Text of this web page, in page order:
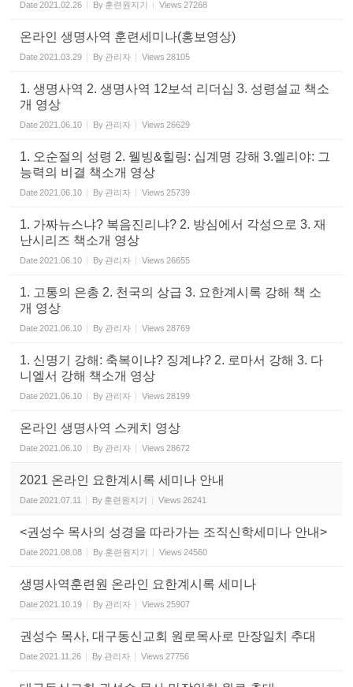
Date 2021.02.26 By 훈련원지기 Views 27268
온라인 생명사역 훈련세미나(홍보영상)
Date 2021.03.29 By 관리자 Views 28105
1. 생명사역 2. 생명사역 12보석 리더십 3. 성령설교 책소
개 영상
Date 2021.06.10 By 관리자 Views 26629
1. 오순절의 성령 2. 웰빙&힐링: 십계명 강해 3.엘리야: 그
능력의 비결 책소개 영상
Date 2021.06.10 By 관리자 Views 25739
1. 가짜뉴스냐? 복음진리냐? 2. 방심에서 각성으로 3. 재
난시리즈 책소개 영상
Date 2021.06.10 By 관리자 Views 26655
1. 고통의 은총 2. 천국의 상급 3. 요한계시록 강해 책 소
개 영상
Date 2021.06.10 By 관리자 Views 28769
1. 신명기 강해: 축복이냐? 징계냐? 2. 로마서 강해 3. 다
니엘서 강해 책소개 영상
Date 2021.06.10 By 관리자 Views 28199
온라인 생명사역 스케치 영상
Date 2021.06.10 By 관리자 Views 28672
2021 온라인 요한계시록 세미나 안내
Date 2021.07.11 By 훈련원지기 Views 26241
<권성수 목사의 성경을 따라가는 조직신학세미나 안내>
Date 2021.08.08 By 훈련원지기 Views 24560
생명사역훈련원 온라인 요한계시록 세미나
Date 2021.10.19 By 관리자 Views 25907
권성수 목사, 대구동신교회 원로목사로 만장일치 추대
Date 2021.11.26 By 관리자 Views 27756